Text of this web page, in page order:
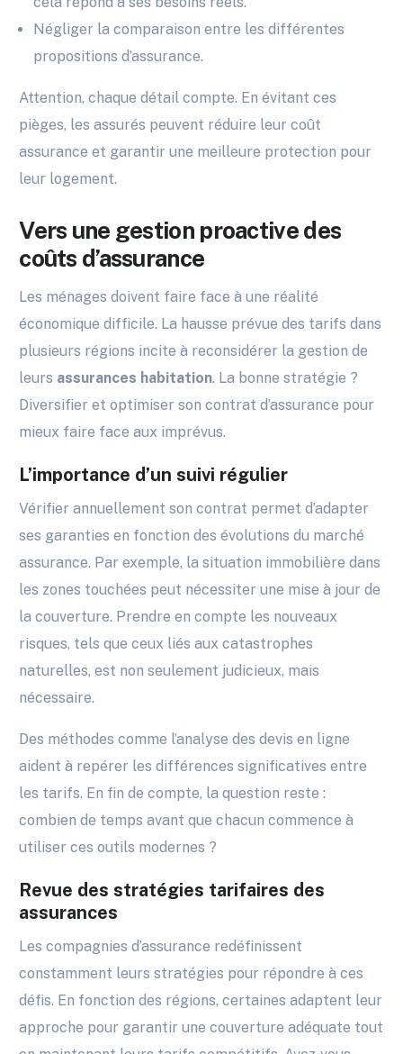
Négliger la comparaison entre les différentes
propositions d’assurance.
Attention, chaque détail compte. En évitant ces
pièges, les assurés peuvent réduire leur coût
assurance et garantir une meilleure protection pour
leur logement.
Vers une gestion proactive des
coûts d’assurance
Les ménages doivent faire face à une réalité
économique difficile. La hausse prévue des tarifs dans
plusieurs régions incite à reconsidérer la gestion de
leurs assurances habitation. La bonne stratégie ?
Diversifier et optimiser son contrat d’assurance pour
mieux faire face aux imprévus.
L’importance d’un suivi régulier
Vérifier annuellement son contrat permet d’adapter
ses garanties en fonction des évolutions du marché
assurance. Par exemple, la situation immobilière dans
les zones touchées peut nécessiter une mise à jour de
la couverture. Prendre en compte les nouveaux
risques, tels que ceux liés aux catastrophes
naturelles, est non seulement judicieux, mais
nécessaire.
Des méthodes comme l’analyse des devis en ligne
aident à repérer les différences significatives entre
les tarifs. En fin de compte, la question reste :
combien de temps avant que chacun commence à
utiliser ces outils modernes ?
Revue des stratégies tarifaires des
assurances
Les compagnies d’assurance redéfinissent
constamment leurs stratégies pour répondre à ces
défis. En fonction des régions, certaines adaptent leur
approche pour garantir une couverture adéquate tout